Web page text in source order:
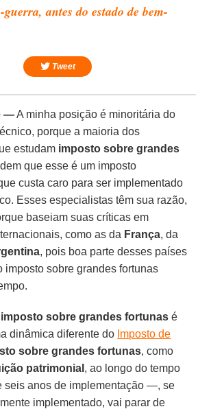
antes do estado de bem-
Tweet
—A minha posição é minoritária do
porque a maioria dos
estudam imposto sobre grandes
que esse é um imposto
custa caro para ser implementado
Esses especialistas têm sua razão,
baseiam suas críticas em
como as da França, da
, pois boa parte desses países
imposto sobre grandes fortunas
imposto sobre grandes fortunas é
dinâmica diferente do Imposto de
sobre grandes fortunas, como
patrimonial , ao longo do tempo
seis anos de implementação —, se
implementado, vai parar de